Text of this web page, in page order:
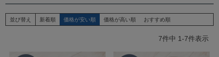
並び替え 新着順 価格が安い順 価格が高い順 おすすめ順
7件中 1-7件表示